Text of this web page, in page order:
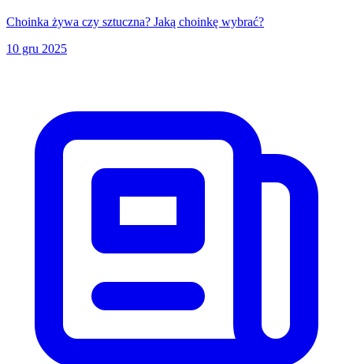
Choinka żywa czy sztuczna? Jaką choinkę wybrać?
10 gru 2025